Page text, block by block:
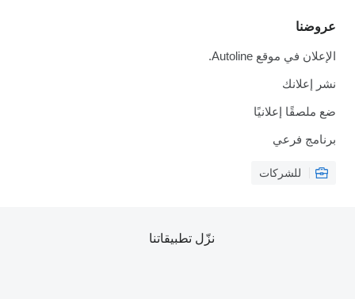
عروضنا
الإعلان في موقع Autoline.
نشر إعلانك
ضع ملصقًا إعلانيًا
برنامج فرعي
للشركات
نزّل تطبيقاتنا